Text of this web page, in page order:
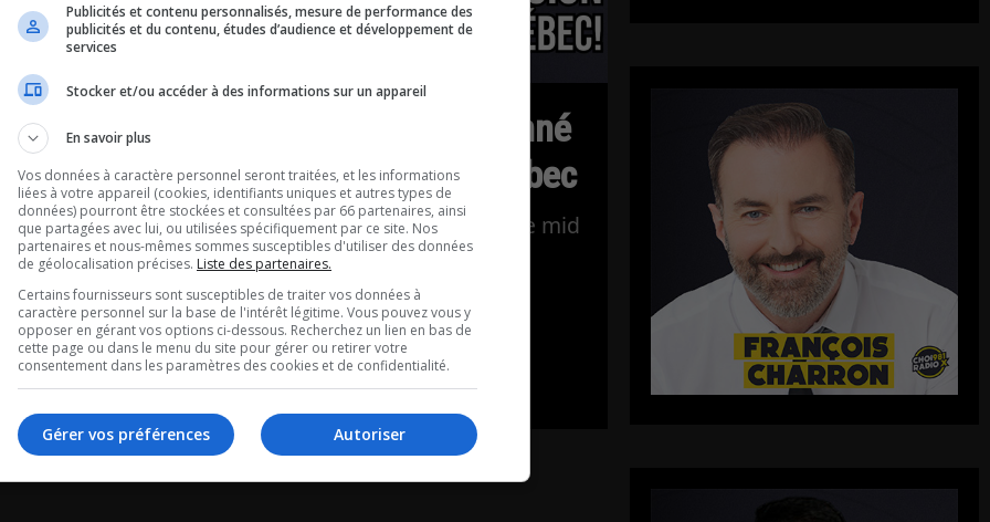
le show:
GRAND
DU «FESTI-
de François
Le PQ a abandonné
la région de Québec
L’intro de Couture dans le mid
Publicités et contenu personnalisés, mesure de performance des
publicités et du contenu, études d’audience et développement de
services
Stocker et/ou accéder à des informations sur un appareil
En savoir plus
Vos données à caractère personnel seront traitées, et les informations
liées à votre appareil (cookies, identifiants uniques et autres types de
données) pourront être stockées et consultées par 66 partenaires, ainsi
que partagées avec lui, ou utilisées spécifiquement par ce site. Nos
partenaires et nous-mêmes sommes susceptibles d'utiliser des données
de géolocalisation précises. Liste des partenaires.
Certains fournisseurs sont susceptibles de traiter vos données à
caractère personnel sur la base de l'intérêt légitime. Vous pouvez vous y
opposer en gérant vos options ci-dessous. Recherchez un lien en bas de
cette page ou dans le menu du site pour gérer ou retirer votre
consentement dans les paramètres des cookies et de confidentialité.
Autoriser
Gérer vos préférences